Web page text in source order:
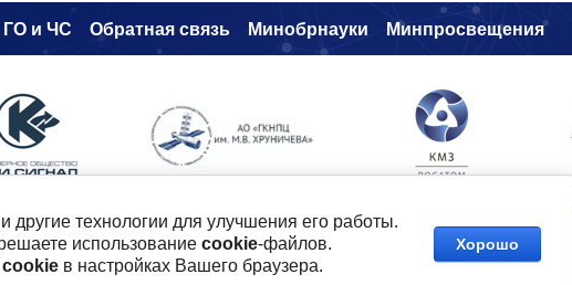
ГО и ЧС Обратная связь Минобрнауки Минпросвещения
другие технологии для улучшения его работы.
использованиеcookie-файлов.
cookie в настройках Вашего браузера.
Хорошо